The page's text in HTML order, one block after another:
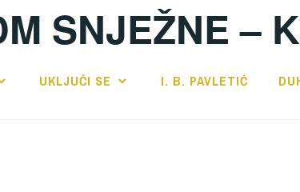
SNJEŽNE –
UKLJUČI SE I. B. PAVLETIĆ